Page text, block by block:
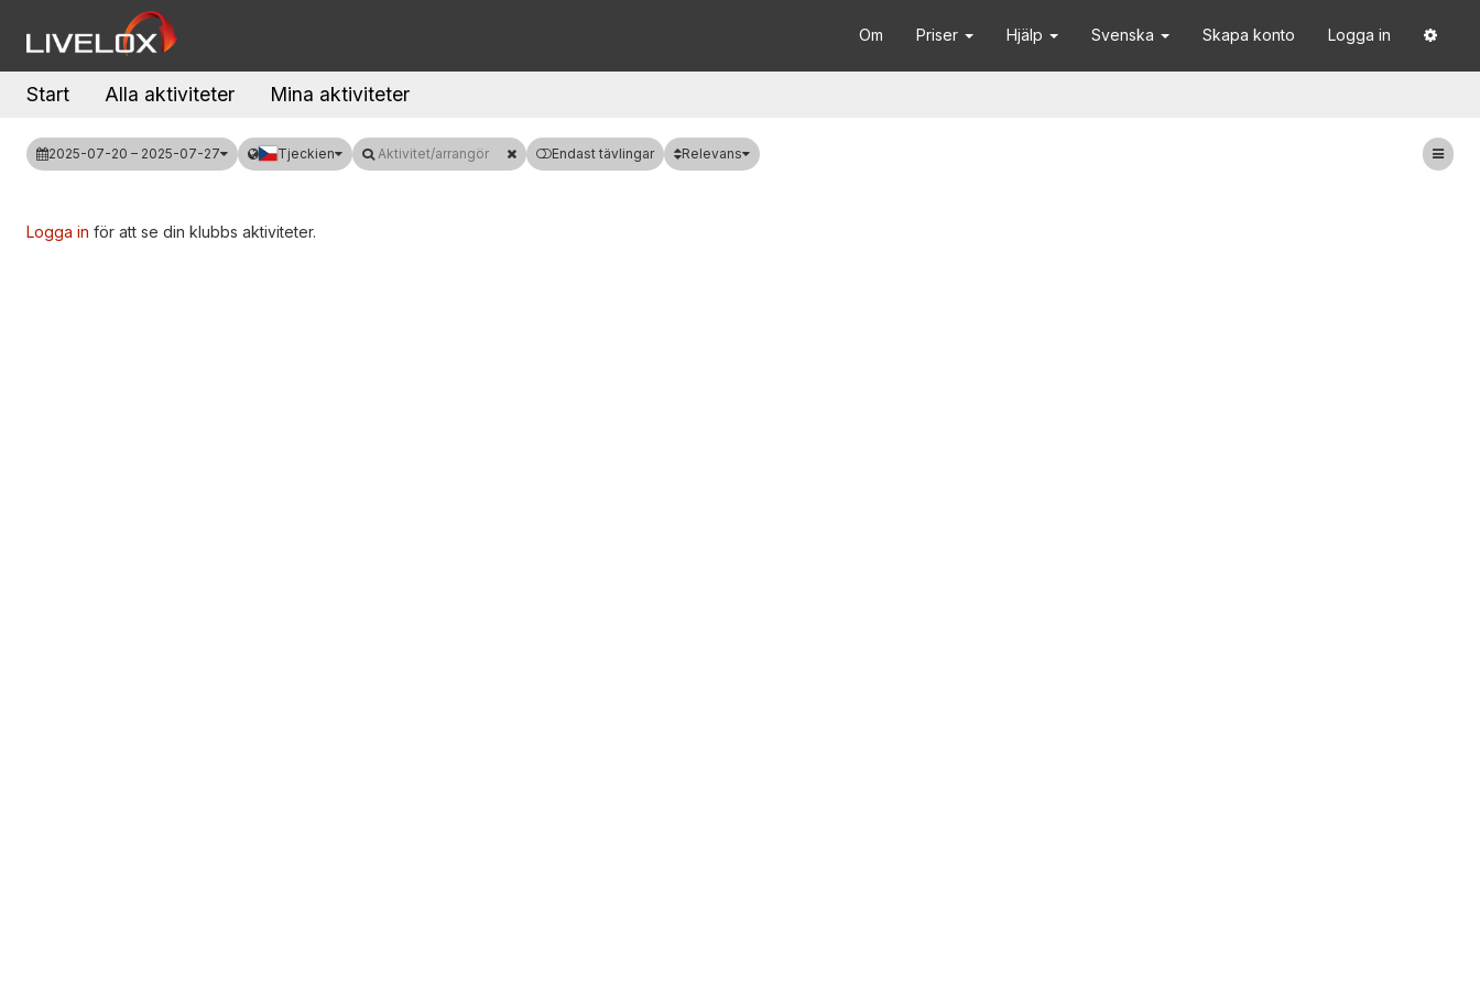
Om Priser Hjälp Svenska Skapa konto Logga in
Start Alla aktiviteter Mina aktiviteter
2025-07-20 – 2025-07-27 Tjeckien Aktivitet/arrangör Endast tävlingar Relevans
Logga in för att se din klubbs aktiviteter.